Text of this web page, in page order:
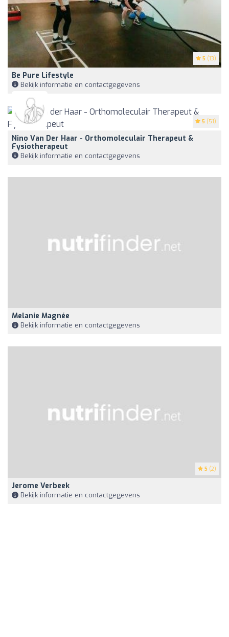
5 (13)
Be Pure Lifestyle
Bekijk informatie en contactgegevens
5 (51)
Nino Van Der Haar - Orthomoleculair Therapeut &
Fysiotherapeut
Bekijk informatie en contactgegevens
Melanie Magnée
Bekijk informatie en contactgegevens
5 (2)
Jerome Verbeek
Bekijk informatie en contactgegevens